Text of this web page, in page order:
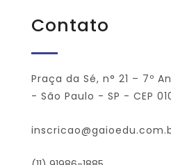
Contato
Praça da Sé, n° 21 – 7º
- São Paulo - SP - CEP